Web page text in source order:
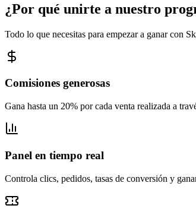
¿Por qué unirte a nuestro
Todo lo que necesitas para empezar a ganar con
Comisiones generosas
Gana hasta un 20% por cada venta realizada a
Panel en tiempo real
Controla clics, pedidos, tasas de conversión y